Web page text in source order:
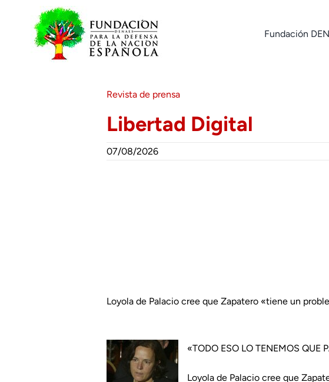
contenido
Fundación
Revista de prensa
Libertad Digital
07/08/2026
Loyola de Palacio cree que Zapatero «tiene un
«TODO ESO LO TENEMOS QUE
Loyola de Palacio cree que